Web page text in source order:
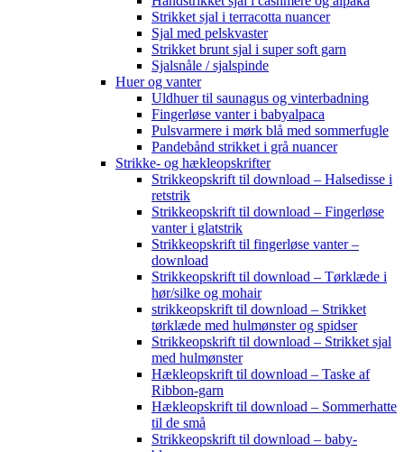
Strikket sjal i terracotta nuancer
Sjal med pelskvaster
Strikket brunt sjal i super soft garn
Sjalsnåle / sjalspinde
Huer og vanter
Uldhuer til saunagus og vinterbadning
Fingerløse vanter i babyalpaca
Pulsvarmere i mørk blå med sommerfugle
Pandebånd strikket i grå nuancer
Strikke- og hækleopskrifter
Strikkeopskrift til download – Halsedisse i
retstrik
Strikkeopskrift til download – Fingerløse
vanter i glatstrik
Strikkeopskrift til fingerløse vanter –
download
Strikkeopskrift til download – Tørklæde i
hør/silke og mohair
strikkeopskrift til download – Strikket
tørklæde med hulmønster og spidser
Strikkeopskrift til download – Strikket sjal
med hulmønster
Hækleopskrift til download – Taske af
Ribbon-garn
Hækleopskrift til download – Sommerhatte
til de små
Strikkeopskrift til download – baby-